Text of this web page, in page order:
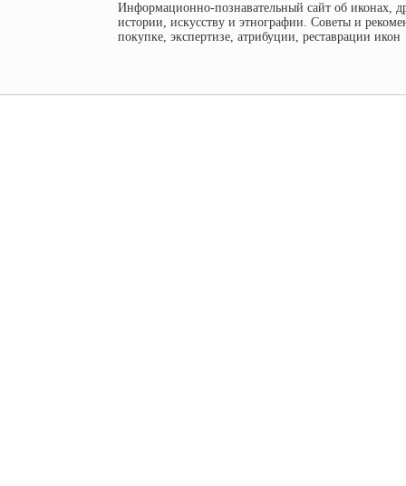
Информационно-познавательный сайт об иконах,
истории, искусству и этнографии. Советы и
покупке, экспертизе, атрибуции, реставрации икон